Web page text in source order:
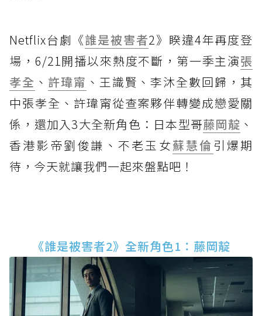
Netflix台劇《誰是被害者2》睽違4年再度登
場，6/21開播以來熱度不斷，第一季主演張
孝全 、 許瑋甯 、王識賢、李沐全數回歸，其
中張孝全、許瑋甯從查案夥伴轉變成戀愛關
係，還加入3大全新角色：日本型哥藤岡靛 、
香港影帝劉俊謙、不老玉女蘇慧倫 引爆期
待，今天就讓我們一起來盤點吧！
《誰是被害者2》全新角色1：藤岡靛